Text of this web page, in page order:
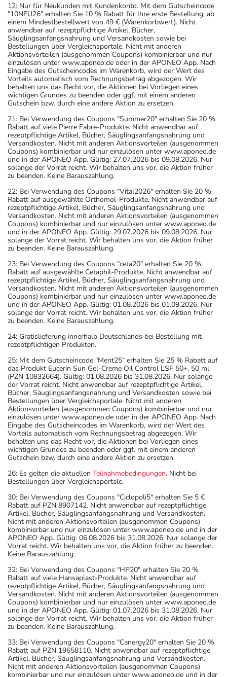
12: Nur für Neukunden mit Kundenkonto. Mit dem Gutscheincode
"10NEU26" erhalten Sie 10 % Rabatt für Ihre erste Bestellung, ab
einem Mindestbestellwert von 49 € (Warenkorbwert). Nicht
anwendbar auf rezeptpflichtige Artikel, Bücher,
Säuglingsanfangsnahrung und Versandkosten sowie bei
Bestellungen über Vergleichsportale. Nicht mit anderen
Aktionsvorteilen (ausgenommen Coupons) kombinierbar und nur
einzulösen unter www.aponeo.de oder in der APONEO App. Nach
Eingabe des Gutscheincodes im Warenkorb, wird der Wert des
Vorteils automatisch vom Rechnungsbetrag abgezogen. Wir
behalten uns das Recht vor, die Aktionen bei Vorliegen eines
wichtigen Grundes zu beenden oder ggf. mit einem anderen
Gutschein bzw. durch eine andere Aktion zu ersetzen.
21: Bei Verwendung des Coupons "Summer20" erhalten Sie 20 %
Rabatt auf viele Pierre Fabre-Produkte. Nicht anwendbar auf
rezeptpflichtige Artikel, Bücher, Säuglingsanfangsnahrung und
Versandkosten. Nicht mit anderen Aktionsvorteilen (ausgenommen
Coupons) kombinierbar und nur einzulösen unter www.aponeo.de
und in der APONEO App. Gültig: 27.07.2026 bis 09.08.2026. Nur
solange der Vorrat reicht. Wir behalten uns vor, die Aktion früher
zu beenden. Keine Barauszahlung.
22: Bei Verwendung des Coupons "Vital2026" erhalten Sie 20 %
Rabatt auf ausgewählte Orthomol-Produkte. Nicht anwendbar auf
rezeptpflichtige Artikel, Bücher, Säuglingsanfangsnahrung und
Versandkosten. Nicht mit anderen Aktionsvorteilen (ausgenommen
Coupons) kombinierbar und nur einzulösen unter www.aponeo.de
und in der APONEO App. Gültig: 29.07.2026 bis 09.08.2026. Nur
solange der Vorrat reicht. Wir behalten uns vor, die Aktion früher
zu beenden. Keine Barauszahlung.
23: Bei Verwendung des Coupons "ceta20" erhalten Sie 20 %
Rabatt auf ausgewählte Cetaphil-Produkte. Nicht anwendbar auf
rezeptpflichtige Artikel, Bücher, Säuglingsanfangsnahrung und
Versandkosten. Nicht mit anderen Aktionsvorteilen (ausgenommen
Coupons) kombinierbar und nur einzulösen unter www.aponeo.de
und in der APONEO App. Gültig: 01.08.2026 bis 01.09.2026. Nur
solange der Vorrat reicht. Wir behalten uns vor, die Aktion früher
zu beenden. Keine Barauszahlung.
24: Gratislieferung innerhalb Deutschlands bei Bestellung mit
rezeptpflichtigen Produkten.
25: Mit dem Gutscheincode "Merit25" erhalten Sie 25 % Rabatt auf
das Produkt Eucerin Sun Gel-Creme Oil Control LSF 50+, 50 ml
(PZN 10832664). Gültig: 01.08.2026 bis 31.08.2026. Nur solange
der Vorrat reicht. Nicht anwendbar auf rezeptpflichtige Artikel,
Bücher, Säuglingsanfangsnahrung und Versandkosten sowie bei
Bestellungen über Vergleichsportale. Nicht mit anderen
Aktionsvorteilen (ausgenommen Coupons) kombinierbar und nur
einzulösen unter www.aponeo.de oder in der APONEO App. Nach
Eingabe des Gutscheincodes im Warenkorb, wird der Wert des
Vorteils automatisch vom Rechnungsbetrag abgezogen. Wir
behalten uns das Recht vor, die Aktionen bei Vorliegen eines
wichtigen Grundes zu beenden oder ggf. mit einem anderen
Gutschein bzw. durch eine andere Aktion zu ersetzen.
26: Es gelten die aktuellen Teilnahmebedingungen. Nicht bei
Bestellungen über Vergleichsportale.
30: Bei Verwendung des Coupons "Ciclopoli5" erhalten Sie 5 €
Rabatt auf PZN 8907142. Nicht anwendbar auf rezeptpflichtige
Artikel, Bücher, Säuglingsanfangsnahrung und Versandkosten.
Nicht mit anderen Aktionsvorteilen (ausgenommen Coupons)
kombinierbar und nur einzulösen unter www.aponeo.de und in der
APONEO App. Gültig: 06.08.2026 bis 31.08.2026. Nur solange der
Vorrat reicht. Wir behalten uns vor, die Aktion früher zu beenden.
Keine Barauszahlung.
32: Bei Verwendung des Coupons "HP20" erhalten Sie 20 %
Rabatt auf viele Hansaplast-Produkte. Nicht anwendbar auf
rezeptpflichtige Artikel, Bücher, Säuglingsanfangsnahrung und
Versandkosten. Nicht mit anderen Aktionsvorteilen (ausgenommen
Coupons) kombinierbar und nur einzulösen unter www.aponeo.de
und in der APONEO App. Gültig: 01.07.2026 bis 31.08.2026. Nur
solange der Vorrat reicht. Wir behalten uns vor, die Aktion früher
zu beenden. Keine Barauszahlung.
33: Bei Verwendung des Coupons "Canergy20" erhalten Sie 20 %
Rabatt auf PZN 19658110. Nicht anwendbar auf rezeptpflichtige
Artikel, Bücher, Säuglingsanfangsnahrung und Versandkosten.
Nicht mit anderen Aktionsvorteilen (ausgenommen Coupons)
kombinierbar und nur einzulösen unter www.aponeo.de und in der